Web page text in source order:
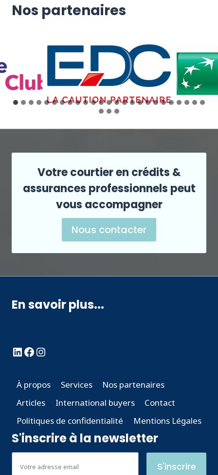
Nos partenaires
Votre courtier en crédits &
assurances professionnels peut
vous accompagner
Nous contacter
En savoir plus...
LinkedIn
Facebook
Instagram
À propos Services
Nos partenaires
Articles
International buyers
Contact
Politiques de confidentialité
Mentions Légales
S'inscrire à la newsletter
S'inscrire